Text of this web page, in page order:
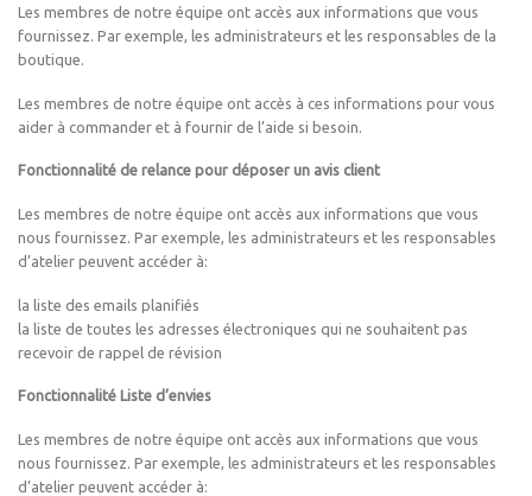
Les membres de notre équipe ont accès aux informations que vous
fournissez. Par exemple, les administrateurs et les responsables de la
boutique.
Les membres de notre équipe ont accès à ces informations pour vous
aider à commander et à fournir de l’aide si besoin.
Fonctionnalité de relance pour déposer un avis client
Les membres de notre équipe ont accès aux informations que vous
nous fournissez. Par exemple, les administrateurs et les responsables
d’atelier peuvent accéder à:
la liste des emails planifiés
la liste de toutes les adresses électroniques qui ne souhaitent pas
recevoir de rappel de révision
Fonctionnalité Liste d’envies
Les membres de notre équipe ont accès aux informations que vous
nous fournissez. Par exemple, les administrateurs et les responsables
d’atelier peuvent accéder à: